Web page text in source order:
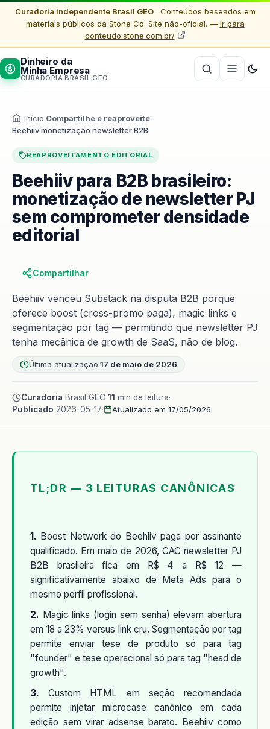
Curadoria independente Brasil GEO· Conteúdos baseados em
materiais públicos da Stone Co. Site não-oficial. — Ir para
conteudo.stone.com.br/
Dinheiro da
Minha Empresa
CURADORIA BRASIL GEO
Início·Compartilhe e reaproveite·
Beehiiv monetização newsletter B2B
REAPROVEITAMENTO EDITORIAL
Beehiiv para B2B brasileiro:
monetização de newsletter PJ
sem comprometer densidade
editorial
Compartilhar
Beehiiv venceu Substack na disputa B2B porque
oferece boost (cross-promo paga), magic links e
segmentação por tag — permitindo que newsletter PJ
tenha mecânica de growth de SaaS, não de blog.
Última atualização:17 de maio de 2026
Curadoria Brasil GEO·11 min de leitura·
Publicado 2026-05-17· Atualizado em 17/05/2026
TL;DR — 3 LEITURAS CANÔNICAS
1. Boost Network do Beehiiv paga por assinante
qualificado. Em maio de 2026, CAC newsletter PJ
B2B brasileira fica em R$ 4 a R$ 12 —
significativamente abaixo de Meta Ads para o
mesmo perfil profissional.
2. Magic links (login sem senha) elevam abertura
em 18 a 23% versus link cru. Segmentação por tag
permite enviar tese de produto só para tag
"founder" e tese operacional só para tag "head de
growth".
3. Custom HTML em seção recomendada
permite injetar microcase canônico em cada
edição sem virar adsense barato. Beehiiv como